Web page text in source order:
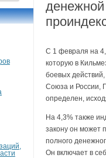
С 1 февраля на
которую в
боевых
Союза и России,
определен,
На 4,3% также
закону он может
полного
Он включает в